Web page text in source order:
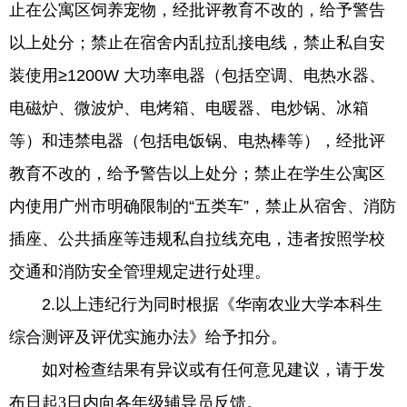
止在公寓区饲养宠物，经批评教育不改的，给予警告
以上处分；禁止在宿舍内乱拉乱接电线，禁止私自安
装使用≥1200W 大功率电器（包括空调、电热水器、
电磁炉、微波炉、电烤箱、电暖器、电炒锅、冰箱
等）和违禁电器（包括电饭锅、电热棒等），经批评
教育不改的，给予警告以上处分；禁止在学生公寓区
内使用广州市明确限制的“五类车”，禁止从宿舍、消防
插座、公共插座等违规私自拉线充电，违者按照学校
交通和消防安全管理规定进行处理。
2.以上违纪行为同时根据《华南农业大学本科生
综合测评及评优实施办法》给予扣分。
如对检查结果有异议或有任何意见建议，请于发
布日起3日内向各年级辅导员反馈。